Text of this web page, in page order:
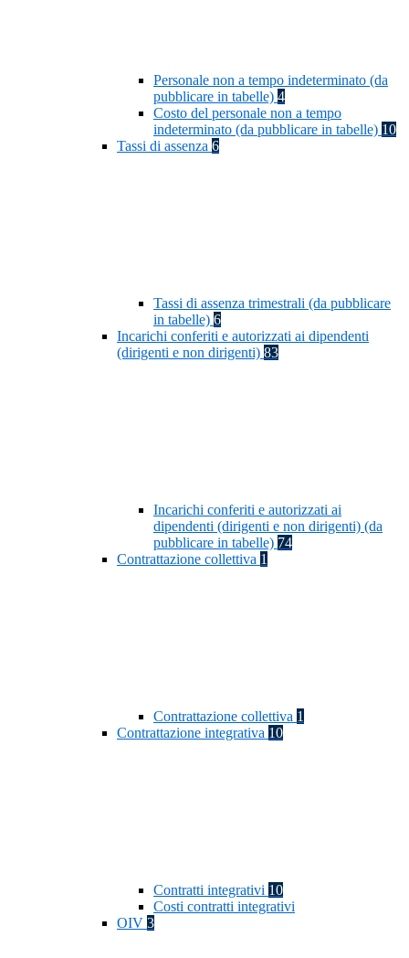
Personale non a tempo indeterminato (da
pubblicare in tabelle) 4
Costo del personale non a tempo
indeterminato (da pubblicare in tabelle) 10
Tassi di assenza 6
Tassi di assenza trimestrali (da pubblicare
in tabelle) 6
Incarichi conferiti e autorizzati ai dipendenti
(dirigenti e non dirigenti) 83
Incarichi conferiti e autorizzati ai
dipendenti (dirigenti e non dirigenti) (da
pubblicare in tabelle) 74
Contrattazione collettiva 1
Contrattazione collettiva 1
Contrattazione integrativa 10
Contratti integrativi 10
Costi contratti integrativi
OIV 3